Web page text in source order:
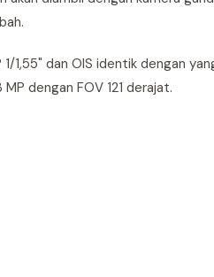
1,55" dan OIS identik dengan
dengan FOV 121 derajat.